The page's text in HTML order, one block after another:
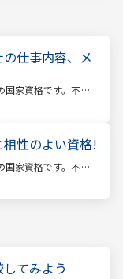
仕事内容、メ
国家資格です。不動
、さまざまな方が
性のよい資格!
国家資格です。不動
、さまざまな方が
てみよう